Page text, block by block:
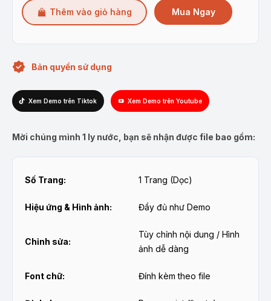
Thêm vào giỏ hàng Mua Ngay
Bản quyền sử dụng
Xem Demo trên Tiktok Xem Demo trên Youtube
Mời chúng mình 1 ly nước, bạn sẽ nhận được file bao gồm:
Số Trang: 1 Trang (Dọc)
Hiệu ứng & Hình ảnh: Đầy đủ như Demo
Chỉnh sửa:
Tùy chỉnh nội dung / Hình
ảnh dễ dàng
Font chữ: Đính kèm theo file